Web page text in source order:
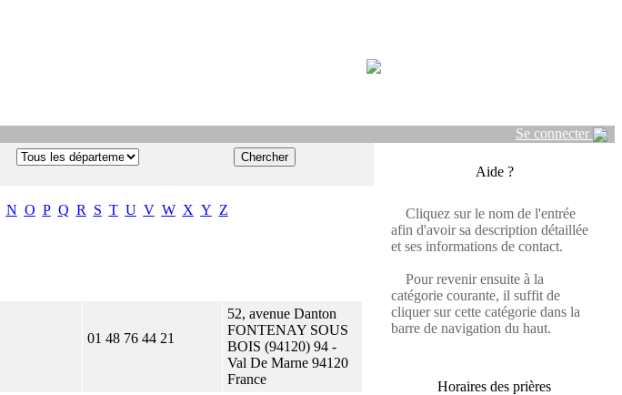
Se connecter
N O P Q R S T U V W X Y Z
01 48 76 44 21
52, avenue Danton
FONTENAY SOUS
BOIS (94120) 94 -
Val De Marne 94120
France
Aide ?
Cliquez sur le nom de l'entrée
afin d'avoir sa description détaillée
et ses informations de contact.
Pour revenir ensuite à la
catégorie courante, il suffit de
cliquer sur cette catégorie dans la
barre de navigation du haut.
Horaires des prières